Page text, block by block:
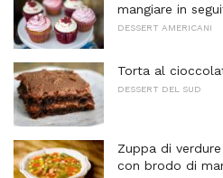
mangiare in
DESSERT AMERICANI
Torta al
DESSERT DEL SUD
Zuppa di
con brodo di